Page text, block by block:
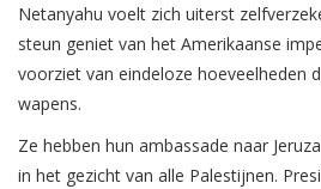
Netanyahu voelt zich uiterst
steun geniet van het Amerikaanse
voorziet van eindeloze hoeveelheden
wapens.
Ze hebben hun ambassade naar
in het gezicht van alle Palestijnen.